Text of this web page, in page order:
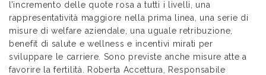
l’incremento delle quote rosa a tutti i livelli, una
rappresentatività maggiore nella prima linea, una serie di
misure di welfare aziendale, una uguale retribuzione,
benefit di salute e wellness e incentivi mirati per
sviluppare le carriere. Sono previste anche misure atte a
favorire la fertilità. Roberta Accettura, Responsabile